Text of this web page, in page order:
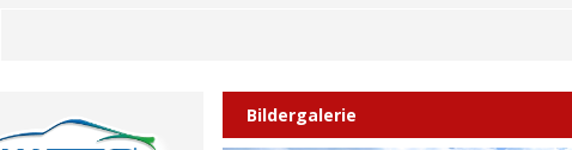
Bildergalerie